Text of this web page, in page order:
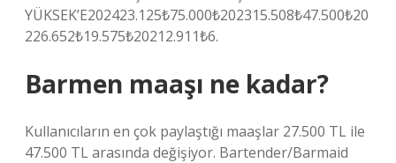
YÜKSEK’E202423.125₺75.000₺202315.508₺47.500₺20
226.652₺19.575₺20212.911₺6.
Barmen maaşı ne kadar?
Kullanıcıların en çok paylaştığı maaşlar 27.500 TL ile
47.500 TL arasında değişiyor. Bartender/Barmaid